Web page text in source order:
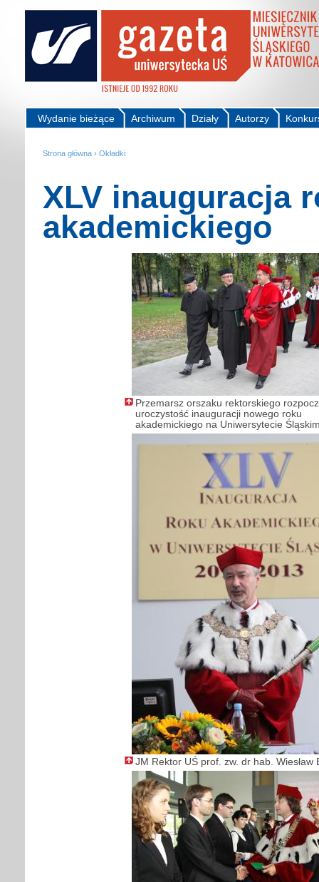
Autorzy
Działy
Archiwum
Wydanie bieżące
Strona główna › Okładki
XLV inauguracja
akademickiego
Przemarsz orszaku rektorskiego
uroczystość inauguracji nowego roku
akademickiego na Uniwersytecie
JM Rektor UŚ prof. zw. dr hab. Wiesław